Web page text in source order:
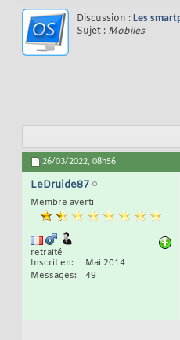
Discussion : Les
Sujet : Mobiles
26/03/2022, 08h56
LeDruide87
Membre averti
retraité
Inscrit en
Mai 2014
Messages
49